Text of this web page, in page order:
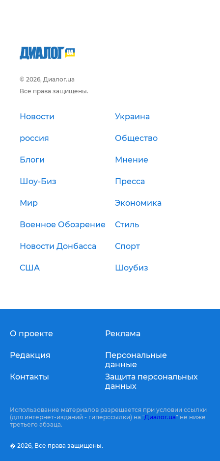
© 2026, Диалог.ua
Все права защищены.
Новости Украина
россия Общество
Блоги Мнение
Шоу-Биз Пресса
Мир Экономика
Военное Обозрение Стиль
Новости Донбасса Спорт
США Шоубиз
О проекте
Редакция
Контакты
Реклама
Персональные
данные
Защита персональных
данных
Использование материалов разрешается при условии ссылки
(для интернет-изданий - гиперссылки) на "Диалог.ua" не ниже
третьего абзаца.
� 2026, Все права защищены.